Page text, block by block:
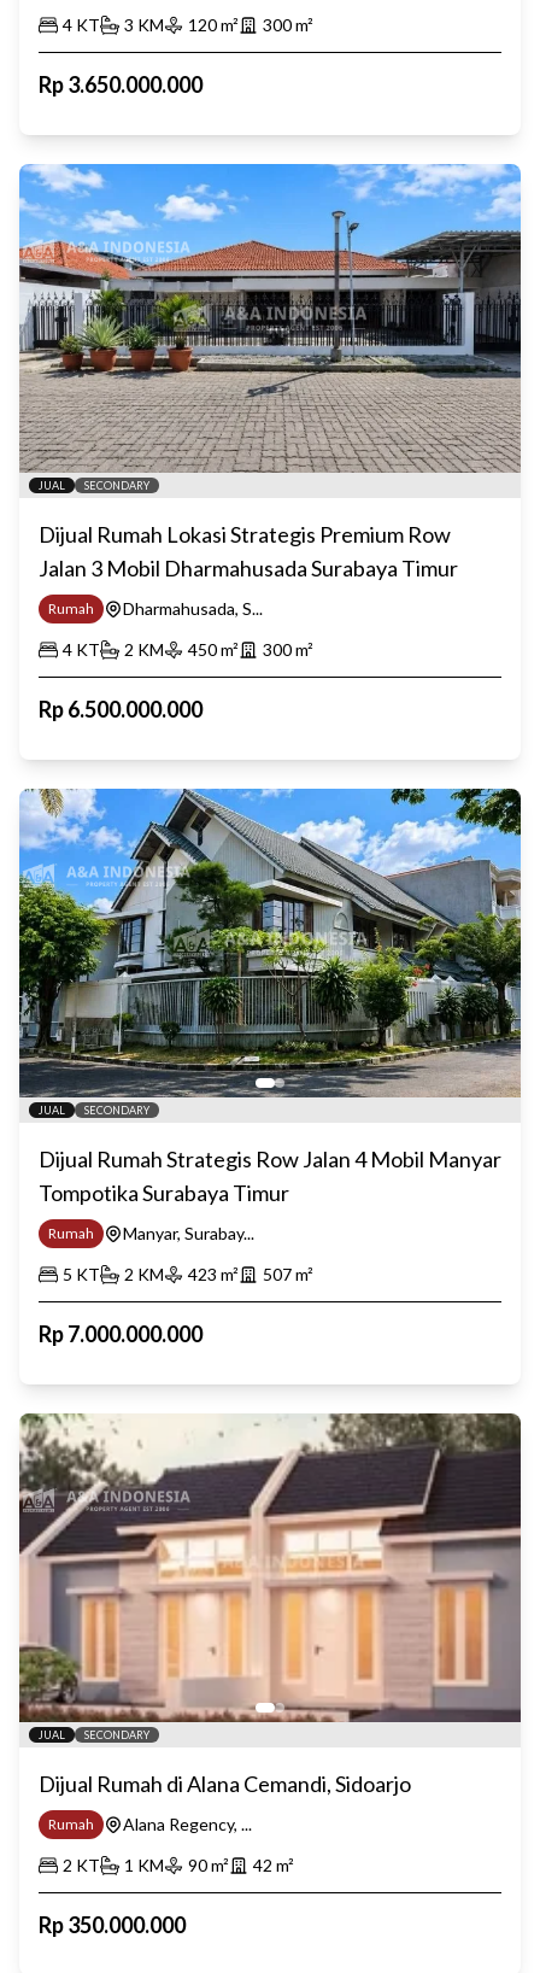
4 KT 3 KM 120m² 300m²
Rp3.650.000.000
JUAL SECONDARY
Dijual Rumah Lokasi Strategis Premium Row
Jalan 3 Mobil Dharmahusada Surabaya Timur
Rumah
Dharmahusada, S...
4 KT 2 KM 450m² 300m²
Rp6.500.000.000
JUAL SECONDARY
Dijual Rumah Strategis Row Jalan 4 Mobil Manyar
Tompotika Surabaya Timur
Rumah
Manyar, Surabay...
5 KT 2 KM 423 m² 507m²
Rp7.000.000.000
JUAL SECONDARY
Dijual Rumah di Alana Cemandi, Sidoarjo
Rumah
Alana Regency, ...
2 KT 1 KM 90m² 42 m²
Rp350.000.000